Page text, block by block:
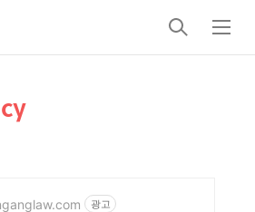
검
색
메
뉴
광고